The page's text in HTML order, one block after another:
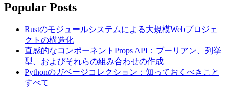
Popular Posts
Rustのモジュールシステムによる大規模Webプロジェ
クトの構造化
直感的なコンポーネントProps API：ブーリアン、列挙
型、およびそれらの組み合わせの作成
Pythonのガベージコレクション：知っておくべきこと
すべて